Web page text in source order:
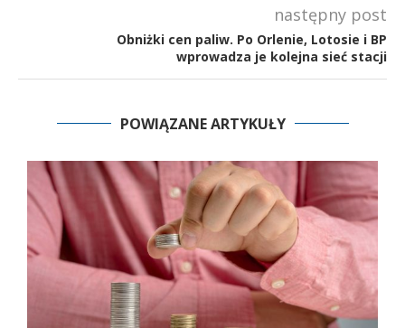
następny post
Obniżki cen paliw. Po Orlenie, Lotosie i BP
wprowadza je kolejna sieć stacji
POWIĄZANE ARTYKUŁY